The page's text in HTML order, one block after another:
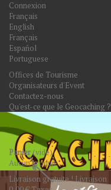
Connexion
Français
English
Français
Español
Portuguese
Offices de Tourisme
Organisateurs d'Event
Contactez-nous
Qu'est-ce que le Geocaching ?
Panier(vide)
Aucun produit
Livraison gratuite !Livraison